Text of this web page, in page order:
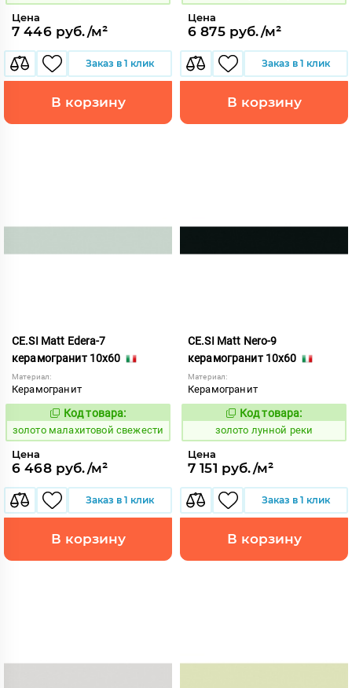
Цена
7 446 руб./м²
Заказ в 1 клик
В корзину
Цена
6 875 руб./м²
Заказ в 1 клик
В корзину
CE.SI Matt Edera-7
керамогранит 10x60
Материал:
Керамогранит
522208
Код товара:
золото малахитовой свежести
Цена
6 468 руб./м²
Заказ в 1 клик
В корзину
CE.SI Matt Nero-9
керамогранит 10x60
Материал:
Керамогранит
521954
Код товара:
золото лунной реки
Цена
7 151 руб./м²
Заказ в 1 клик
В корзину